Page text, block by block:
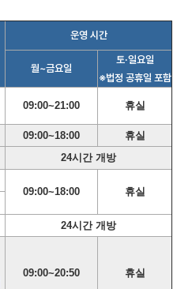
운영 시간
월~금요일
토·일요일
※법정 공휴일 포함
09:00~21:00 휴실
09:00~18:00
휴실
24시간 개방
09:00~18:00
휴실
24시간 개방
09:00~20:50 휴실